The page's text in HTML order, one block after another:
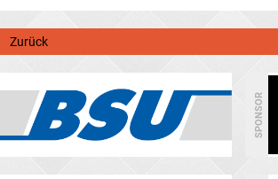
Zurück
SPONSOR